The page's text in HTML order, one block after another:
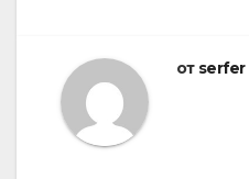
от serfer